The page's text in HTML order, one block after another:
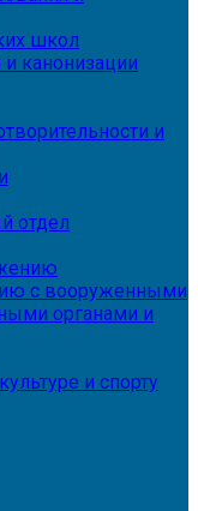
школ
канонизации
и
отдел
с вооруженными
органами и
и спорту